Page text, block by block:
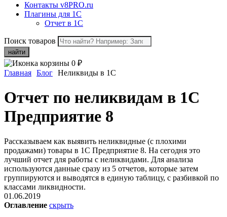
Контакты v8PRO.ru
Плагины для 1С
Отчет в 1С
Поиск товаров
найти
0 ₽
Главная Блог Неликвиды в 1С
Отчет по неликвидам в 1С
Предприятие 8
Рассказываем как выявить неликвидные (с плохими
продажами) товары в 1С Предприятие 8. На сегодня это
лучший отчет для работы с неликвидами. Для анализа
используются данные сразу из 5 отчетов, которые затем
группируются и выводятся в единую таблицу, с разбивкой по
классами ликвидности.
01.06.2019
Оглавление скрыть